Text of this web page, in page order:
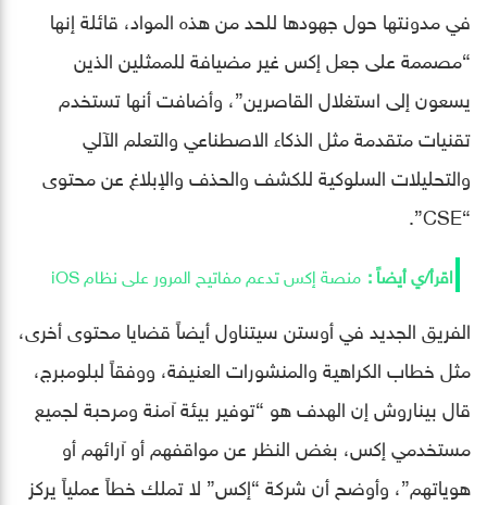
في مدونتها حول جهودها للحد من هذه المواد، قائلة إنها
“مصممة على جعل إكس غير مضيافة للممثلين الذين
يسعون إلى استغلال القاصرين”، وأضافت أنها تستخدم
تقنيات متقدمة مثل الذكاء الاصطناعي والتعلم الآلي
والتحليلات السلوكية للكشف والحذف والإبلاغ عن محتوى
“CSE”.
منصة إكس تدعم مفاتيح المرور على نظام iOS
الفريق الجديد في أوستن سيتناول أيضاً قضايا محتوى أخرى،
مثل خطاب الكراهية والمنشورات العنيفة، ووفقاً لبلومبرج،
قال بيناروش إن الهدف هو “توفير بيئة آمنة ومرحبة لجميع
مستخدمي إكس، بغض النظر عن مواقفهم أو آرائهم أو
هوياتهم”، وأوضح أن شركة “إكس” لا تملك خطاً عملياً يركز